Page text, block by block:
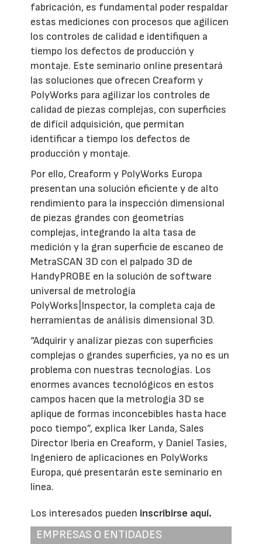
fabricación, es fundamental poder respaldar
estas mediciones con procesos que agilicen
los controles de calidad e identifiquen a
tiempo los defectos de producción y
montaje. Este seminario online presentará
las soluciones que ofrecen Creaform y
PolyWorks para agilizar los controles de
calidad de piezas complejas, con superficies
de difícil adquisición, que permitan
identificar a tiempo los defectos de
producción y montaje.
Por ello, Creaform y PolyWorks Europa
presentan una solución eficiente y de alto
rendimiento para la inspección dimensional
de piezas grandes con geometrías
complejas, integrando la alta tasa de
medición y la gran superficie de escaneo de
MetraSCAN 3D con el palpado 3D de
HandyPROBE en la solución de software
universal de metrología
PolyWorks|Inspector, la completa caja de
herramientas de análisis dimensional 3D.
“Adquirir y analizar piezas con superficies
complejas o grandes superficies, ya no es un
problema con nuestras tecnologías. Los
enormes avances tecnológicos en estos
campos hacen que la metrología 3D se
aplique de formas inconcebibles hasta hace
poco tiempo”, explica Iker Landa, Sales
Director Iberia en Creaform, y Daniel Tasies,
Ingeniero de aplicaciones en PolyWorks
Europa, qué presentarán este seminario en
línea.
Los interesados pueden inscribirse aquí.
EMPRESAS O ENTIDADES